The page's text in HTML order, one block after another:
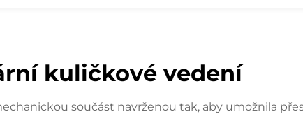
kuličkové vedení
součást navrženou tak, aby umožnila